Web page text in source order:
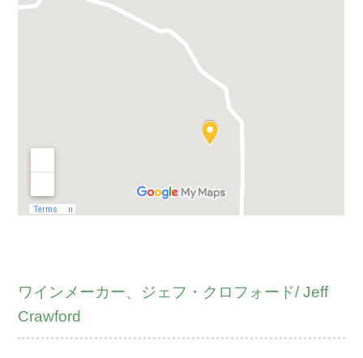
ワインメーカー、ジェフ・クロフォード/ Jeff
Crawford